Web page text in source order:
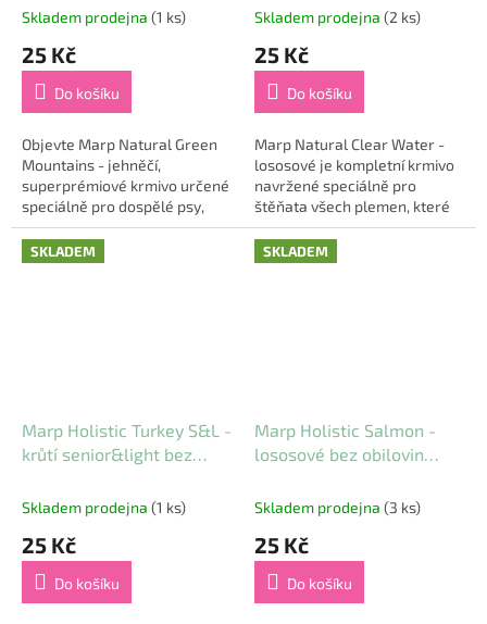
Skladem prodejna (1 ks)
25 Kč
Do košíku
Objevte Marp Natural Green
Mountains - jehněčí,
superprémiové krmivo určené
speciálně pro dospělé psy,
které přináší to nejlepší z
přírody přímo do misky vašeho
čtyřnohého...
Skladem prodejna (2 ks)
25 Kč
Do košíku
Marp Natural Clear Water -
lososové je kompletní krmivo
navržené speciálně pro
štěňata všech plemen, které
podporuje jejich optimální růst
a zdravý vývoj. S využitím
kvalitních...
SKLADEM
Marp Holistic Turkey S&L -
krůtí senior&light bez
Skladem prodejna (1 ks)
25 Kč
Do košíku
SKLADEM
Marp Holistic Salmon -
lososové bez obilovin
Skladem prodejna (3 ks)
25 Kč
Do košíku